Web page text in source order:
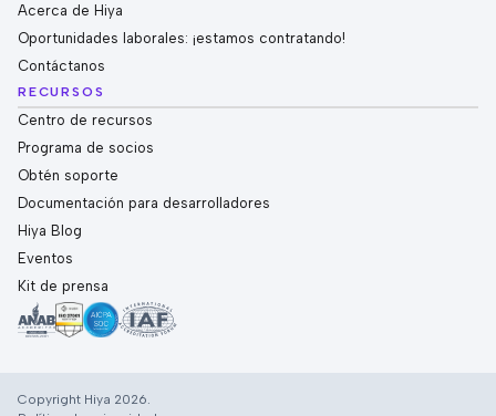
Acerca de Hiya
Oportunidades laborales: ¡estamos contratando!
Contáctanos
RECURSOS
Centro de recursos
Programa de socios
Obtén soporte
Documentación para desarrolladores
Hiya Blog
Eventos
Kit de prensa
Copyright Hiya 2026.